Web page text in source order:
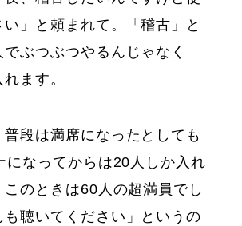
」と頼まれて。「稽古」と
ぶつぶつやるんじゃなく
ます。
普段は満席になったとしても
になってからは20人しか入れ
このときは60人の超満員でし
も聴いてください」というの